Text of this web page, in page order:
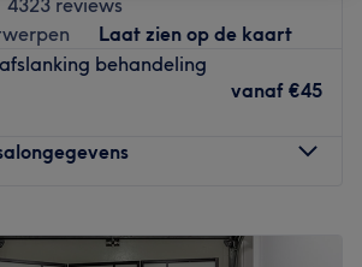
Laat zien op de kaart
behandeling
vanaf €45
08:30–